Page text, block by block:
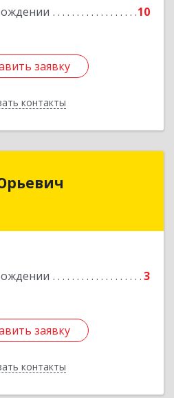
10
заявку
контакты
заявку
Назад
3
заявку
контакты
заявку
Назад